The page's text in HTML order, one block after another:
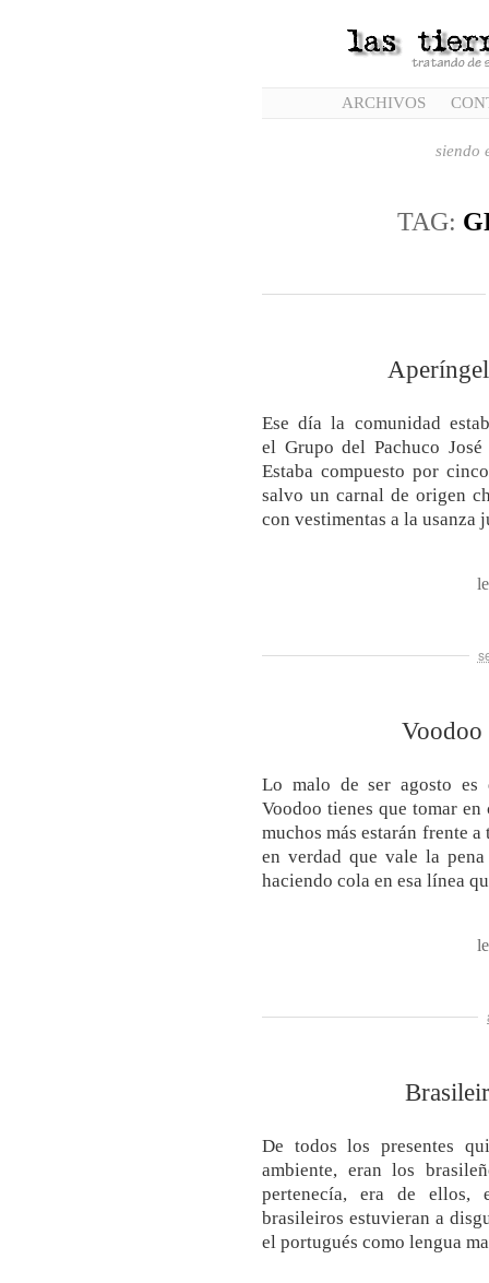
ARCHIVOS
siendo
TAG:
Ese día la comunidad
el Grupo del Pachuco
Estaba compuesto por
salvo un carnal de origen
con vestimentas a la
Voodoo
Lo malo de ser agosto es
Voodoo tienes que tomar
muchos más estarán frente
en verdad que vale la
haciendo cola en esa línea
De todos los presentes
ambiente, eran los
pertenecía, era de
brasileiros estuvieran a
el portugués como lengua